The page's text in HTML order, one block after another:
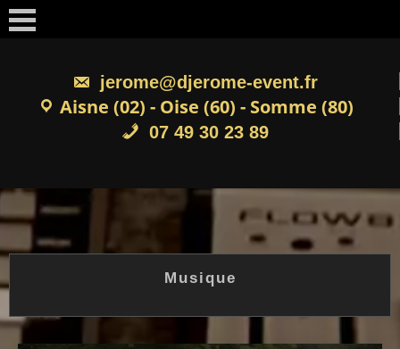
Skip
to
content
jerome@djerome-event.fr
Aisne (02) - Oise (60) - Somme (80)
07 49 30 23 89
Musique